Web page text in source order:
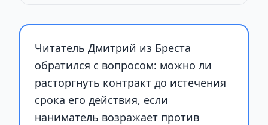
Читатель Дмитрий из Бреста
обратился с вопросом: можно ли
расторгнуть контракт до истечения
срока его действия, если
наниматель возражает против